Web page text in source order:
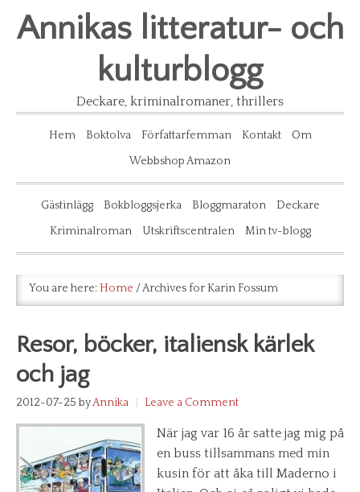
Annikas litteratur- och
kulturblogg
Deckare, kriminalromaner, thrillers
Hem Boktolva Författarfemman Kontakt
Om
Webbshop Amazon
Gästinlägg Bokbloggsjerka Bloggmaraton
Deckare
Kriminalroman
Utskriftscentralen Min tv-blogg
You are here: Home /Archives for Karin Fossum
Resor, böcker, italiensk kärlek
och jag
2012-07-25 byAnnika Leave a Comment
När jag var 16 år satte jag mig på
en buss tillsammans med min
kusin för att åka till Maderno i